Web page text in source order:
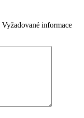
Vyžadované informace